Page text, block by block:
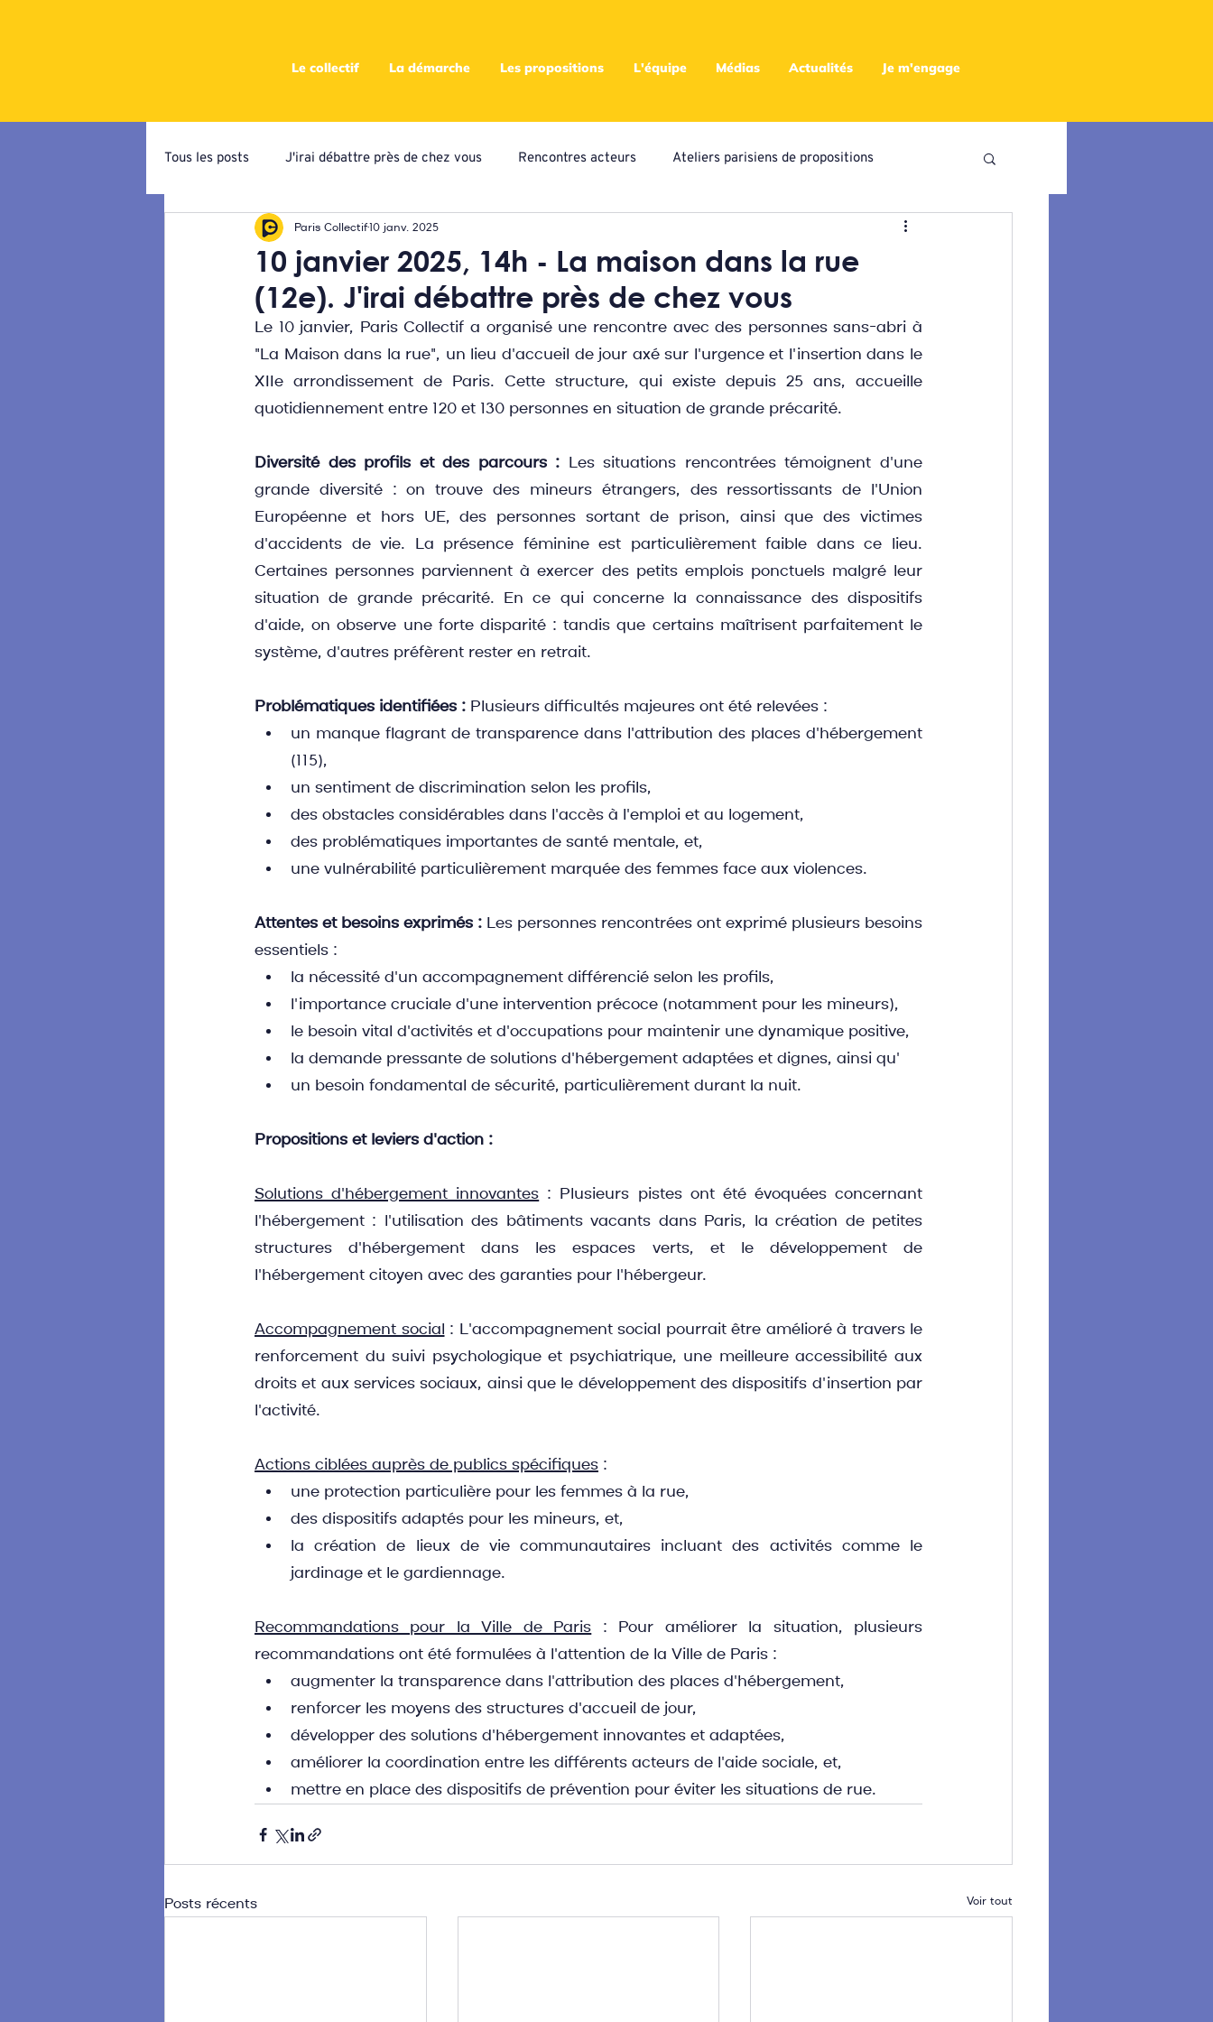
Le collectif La démarche Les propositions L'équipe Médias Actualités Je m'engage
Tous les posts J'irai débattre près de chez vous Rencontres acteurs Ateliers parisiens de propositions
Campagne de priorisation Ateliers locaux de propositions
Ateliers programmatiques Campagne citoyenne
10 janvier 2025, 14h - La maison dans la rue
(12e). J'irai débattre près de chez vous
Paris Collectif10 janv. 2025
Le 10 janvier, Paris Collectif a organisé une rencontre avec des personnes sans-abri à
"La Maison dans la rue", un lieu d'accueil de jour axé sur l'urgence et l'insertion dans le
XIIe arrondissement de Paris. Cette structure, qui existe depuis 25 ans, accueille
quotidiennement entre 120 et 130 personnes en situation de grande précarité.
Diversité des profils et des parcours : Les situations rencontrées témoignent d'une
grande diversité : on trouve des mineurs étrangers, des ressortissants de l'Union
Européenne et hors UE, des personnes sortant de prison, ainsi que des victimes
d'accidents de vie. La présence féminine est particulièrement faible dans ce lieu.
Certaines personnes parviennent à exercer des petits emplois ponctuels malgré leur
situation de grande précarité. En ce qui concerne la connaissance des dispositifs
d'aide, on observe une forte disparité : tandis que certains maîtrisent parfaitement le
système, d'autres préfèrent rester en retrait.
Problématiques identifiées : Plusieurs difficultés majeures ont été relevées :
un manque flagrant de transparence dans l'attribution des places d'hébergement
(115),
un sentiment de discrimination selon les profils,
des obstacles considérables dans l'accès à l'emploi et au logement,
des problématiques importantes de santé mentale, et,
une vulnérabilité particulièrement marquée des femmes face aux violences.
Attentes et besoins exprimés : Les personnes rencontrées ont exprimé plusieurs besoins
essentiels :
la nécessité d'un accompagnement différencié selon les profils,
l'importance cruciale d'une intervention précoce (notamment pour les mineurs),
le besoin vital d'activités et d'occupations pour maintenir une dynamique positive,
la demande pressante de solutions d'hébergement adaptées et dignes, ainsi qu'
un besoin fondamental de sécurité, particulièrement durant la nuit.
Propositions et leviers d'action :
Solutions d'hébergement innovantes : Plusieurs pistes ont été évoquées concernant
l'hébergement : l'utilisation des bâtiments vacants dans Paris, la création de petites
structures d'hébergement dans les espaces verts, et le développement de
l'hébergement citoyen avec des garanties pour l'hébergeur.
Accompagnement social : L'accompagnement social pourrait être amélioré à travers le
renforcement du suivi psychologique et psychiatrique, une meilleure accessibilité aux
droits et aux services sociaux, ainsi que le développement des dispositifs d'insertion par
l'activité.
Actions ciblées auprès de publics spécifiques :
une protection particulière pour les femmes à la rue,
des dispositifs adaptés pour les mineurs, et,
la création de lieux de vie communautaires incluant des activités comme le
jardinage et le gardiennage.
Recommandations pour la Ville de Paris : Pour améliorer la situation, plusieurs
recommandations ont été formulées à l'attention de la Ville de Paris :
augmenter la transparence dans l'attribution des places d'hébergement,
renforcer les moyens des structures d'accueil de jour,
développer des solutions d'hébergement innovantes et adaptées,
améliorer la coordination entre les différents acteurs de l'aide sociale, et,
mettre en place des dispositifs de prévention pour éviter les situations de rue.
Posts récents Voir tout